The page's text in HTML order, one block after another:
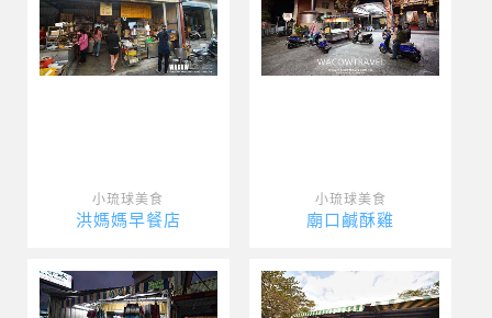
小琉球美食
洪媽媽早餐店
小琉球美食
廟口鹹酥雞